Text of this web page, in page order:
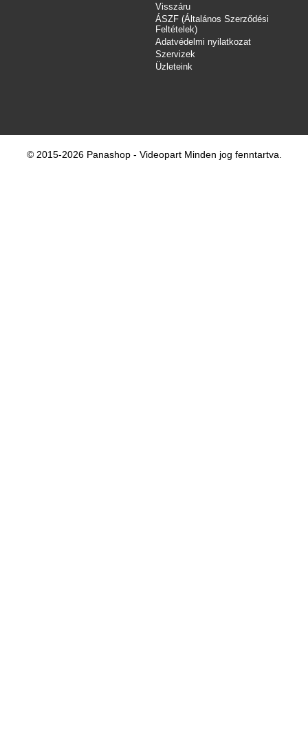
Visszáru
ÁSZF (Általános Szerződési
Feltételek)
Adatvédelmi nyilatkozat
Szervizek
Üzleteink
© 2015-2026 Panashop - Videopart Minden jog fenntartva.